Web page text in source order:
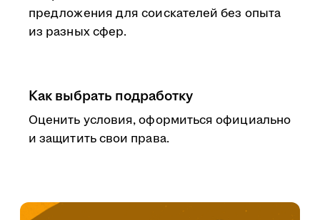
предложения для соискателей без опыта
из разных сфер.
Как выбрать подработку
Оценить условия, оформиться официально
и защитить свои права.